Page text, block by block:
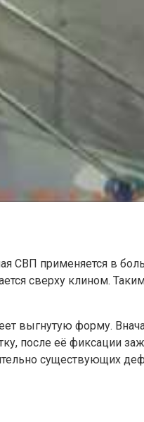
СВП применяется в
сверху клином.
выгнутую форму.
после её фиксации
существующих